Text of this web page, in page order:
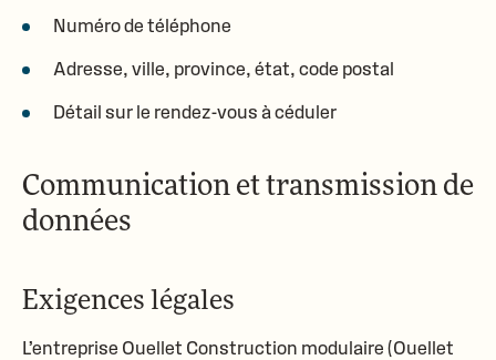
Numéro de téléphone
Adresse, ville, province, état, code postal
Détail sur le rendez-vous à céduler
Communication et transmission de
données
Exigences légales
L’entreprise Ouellet Construction modulaire (Ouellet